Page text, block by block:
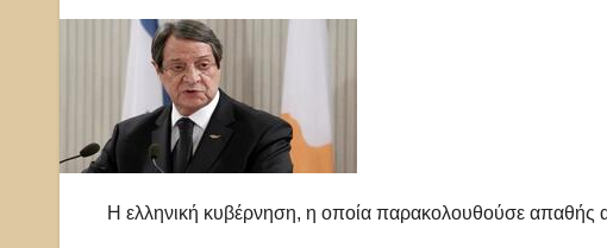
Η ελληνική κυβέρνηση, η οποία παρακολουθούσε απαθής